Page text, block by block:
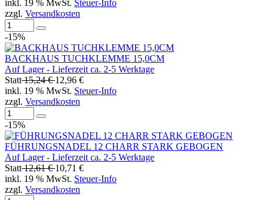
inkl. 19 % MwSt. Steuer-Info
zzgl. Versandkosten
-15%
BACKHAUS TUCHKLEMME 15,0CM
Auf Lager - Lieferzeit ca. 2-5 Werktage
Statt15,24 €12,96 €
inkl. 19 % MwSt. Steuer-Info
zzgl. Versandkosten
-15%
FÜHRUNGSNADEL 12 CHARR STARK GEBOGEN
Auf Lager - Lieferzeit ca. 2-5 Werktage
Statt12,61 €10,71 €
inkl. 19 % MwSt. Steuer-Info
zzgl. Versandkosten